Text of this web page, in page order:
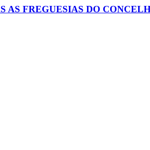
AS FREGUESIAS DO